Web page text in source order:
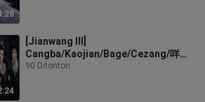
[Jianwang III]
Cangba/Kaojian/Bage/Cezang/咩
Ba/"Awal dari Bab Harian Dunia"
90 Ditonton